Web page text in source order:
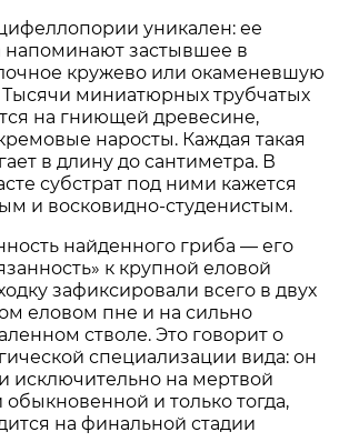
уникален: ее
напоминают застывшее в
кружево или окаменевшую
миниатюрных трубчатых
на гниющей древесине,
наросты. Каждая такая
в длину до сантиметра. В
субстрат под ними кажется
и восковидно-студенистым.
найденного гриба — его
к крупной еловой
зафиксировали всего в двух
еловом пне и на сильно
стволе. Это говорит о
специализации вида: он
исключительно на мертвой
и только тогда,
на финальной стадии